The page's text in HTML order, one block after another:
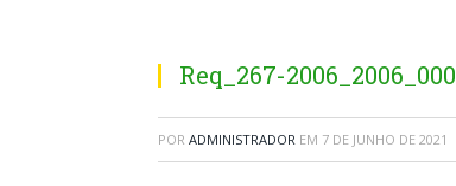
Req_267-
POR ADMINISTRADOR EM 7 DE JUNHO DE 2021